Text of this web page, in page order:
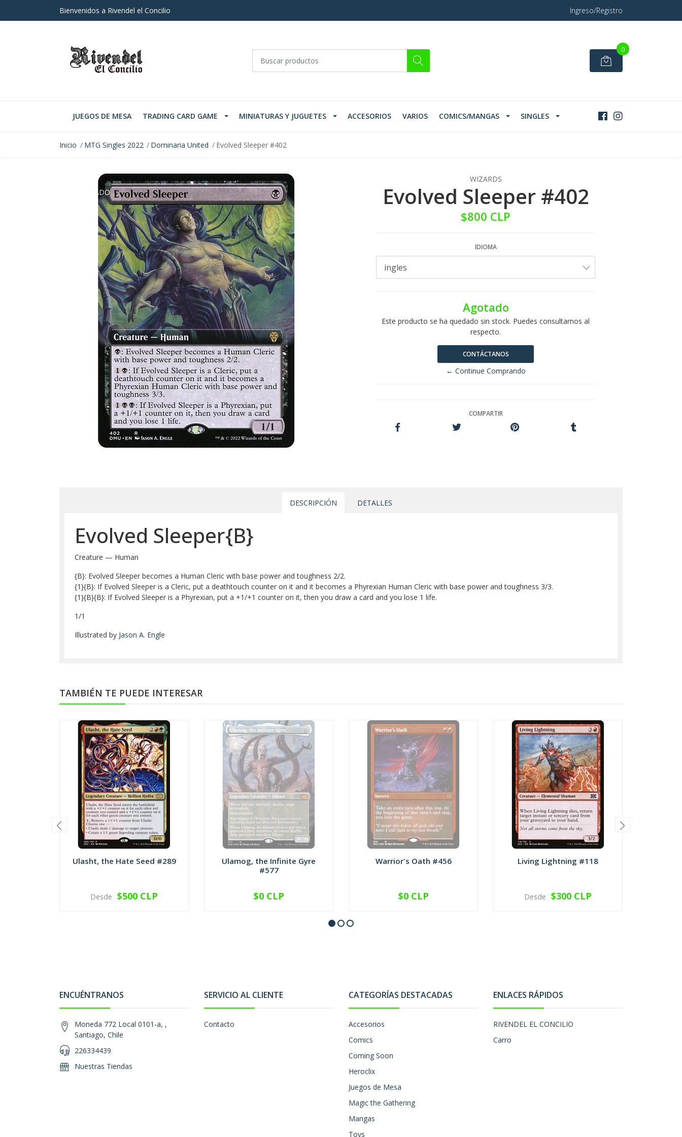
Bienvenidos a Rivendel el Concilio Ingreso/Registro
0
JUEGOS DE MESA TRADING CARD GAME MINIATURAS Y JUGUETES ACCESORIOS VARIOS COMICS/MANGAS SINGLES
Inicio MTG Singles 2022 Dominaria United Evolved Sleeper #402
AGOTADO
WIZARDS
Evolved Sleeper #402
$800 CLP
IDIOMA
Agotado
Este producto se ha quedado sin stock. Puedes consultarnos al
respecto.
CONTÁCTANOS
← Continue Comprando
COMPARTIR
DESCRIPCIÓN DETALLES
Evolved Sleeper{B}
Creature — Human
{B}: Evolved Sleeper becomes a Human Cleric with base power and toughness 2/2.
{1}{B}: If Evolved Sleeper is a Cleric, put a deathtouch counter on it and it becomes a Phyrexian Human Cleric with base power and toughness 3/3.
{1}{B}{B}: If Evolved Sleeper is a Phyrexian, put a +1/+1 counter on it, then you draw a card and you lose 1 life.
1/1
Illustrated by Jason A. Engle
TAMBIÉN TE PUEDE INTERESAR
Ulasht, the Hate Seed #289
VER OPCIONES
Desde $500 CLP
Ulamog, the Infinite Gyre
#577
NO DISPONIBLE
$0 CLP
Warrior's Oath #456
NO DISPONIBLE
$0 CLP
Living Lightning #118
VER OPCIONES
Desde $300 CLP
ENCUÉNTRANOS
Moneda 772 Local 0101-a, ,
Santiago, Chile
226334439
Nuestras Tiendas
SERVICIO AL CLIENTE
Contacto
CATEGORÍAS DESTACADAS
Accesorios
Comics
Coming Soon
Heroclix
Juegos de Mesa
Magic the Gathering
Mangas
Toys
ENLACES RÁPIDOS
RIVENDEL EL CONCILIO
Carro